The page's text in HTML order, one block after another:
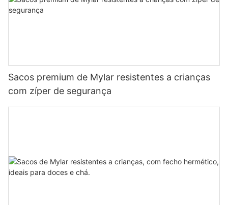
Sacos premium de Mylar resistentes a crianças
com zíper de segurança